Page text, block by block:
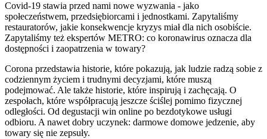
Covid-19 stawia przed nami nowe wyzwania - jako
społeczeństwem, przedsiębiorcami i jednostkami. Zapytaliśmy
restauratorów, jakie konsekwencje kryzys miał dla nich osobiście.
Zapytaliśmy też ekspertów METRO: co koronawirus oznacza dla
dostępności i zaopatrzenia w towary?
Corona przedstawia historie, które pokazują, jak ludzie radzą sobie z
codziennym życiem i trudnymi decyzjami, które muszą
podejmować. Ale także historie, które inspirują i zachęcają. O
zespołach, które współpracują jeszcze ściślej pomimo fizycznej
odległości. Od degustacji win online po bezdotykowe usługi
odbioru. A nawet dobry uczynek: darmowe domowe jedzenie, aby
towary się nie zepsuły.